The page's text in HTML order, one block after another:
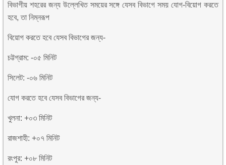
বিভাগীয় শহরের জন্য উল্লেখিত সময়ের সঙ্গে যেসব বিভাগে সময় যোগ-বিয়োগ করতে
হবে, তা নিম্নরূপ
বিয়োগ করতে হবে যেসব বিভাগের জন্য-
চট্টগ্রাম: -০৫ মিনিট
সিলেট: -০৬ মিনিট
যোগ করতে হবে যেসব বিভাগের জন্য-
খুলনা: +০৩ মিনিট
রাজশাহী: +০৭ মিনিট
রংপুর: +০৮ মিনিট